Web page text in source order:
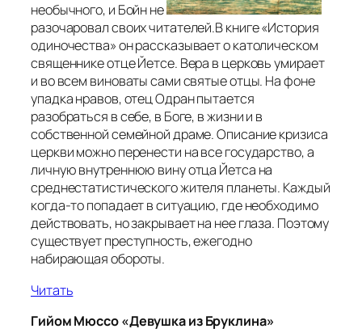
необычного, и Бойн не
разочаровал своих читателей.В книге «История
одиночества» он рассказывает о католическом
священнике отце Йетсе. Вера в церковь умирает
и во всем виноваты сами святые отцы. На фоне
упадка нравов, отец Одран пытается
разобраться в себе, в Боге, в жизни и в
собственной семейной драме. Описание кризиса
церкви можно перенести на все государство, а
личную внутреннюю вину отца Йетса на
среднестатистического жителя планеты. Каждый
когда-то попадает в ситуацию, где необходимо
действовать, но закрывает на нее глаза. Поэтому
существует преступность, ежегодно
набирающая обороты.
Читать
Гийом Мюссо «Девушка из Бруклина»